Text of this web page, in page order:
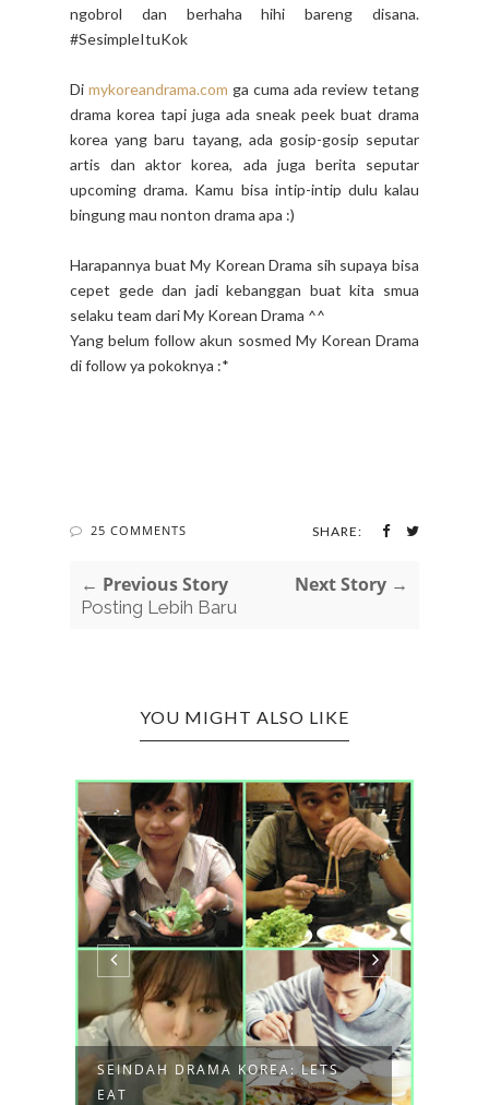
ngobrol dan berhaha hihi bareng disana.
#SesimpleItuKok
Di mykoreandrama.com ga cuma ada review tetang
drama korea tapi juga ada sneak peek buat drama
korea yang baru tayang, ada gosip-gosip seputar
artis dan aktor korea, ada juga berita seputar
upcoming drama. Kamu bisa intip-intip dulu kalau
bingung mau nonton drama apa :)
Harapannya buat My Korean Drama sih supaya bisa
cepet gede dan jadi kebanggan buat kita smua
selaku team dari My Korean Drama ^^
Yang belum follow akun sosmed My Korean Drama
di follow ya pokoknya :*
25 COMMENTS SHARE:
← Previous Story
Posting Lebih Baru
Next Story →
YOU MIGHT ALSO LIKE
SEINDAH DRAMA KOREA: LETS
EAT